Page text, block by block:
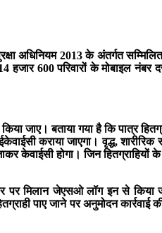
अधिनियम 2013 के अंतर्गत
600 परिवारों के मोबाइल नंबर
जाए। बताया गया है कि पात्र
कराया जाएगा। वृद्ध,
केवाईसी होगा। जिन हितग्राहियों
मिलान जेएसओ लॉग इन से किया
पाए जाने पर अनुमोदन